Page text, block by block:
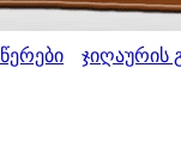
ჯიღაურის